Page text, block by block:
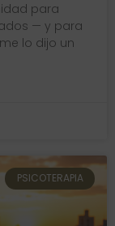
para
— y para
lo dijo un
PSICOTERAPIA